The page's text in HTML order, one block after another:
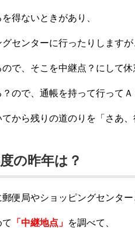
得ないときがあり、
センターに行ったりしますが
で、そこを中継点？にして休
ので、通帳を持って行って
から残りの道のりを「さあ、
の昨年は？
郵便局やショッピングセンタ
「中継地点」 を調べて、